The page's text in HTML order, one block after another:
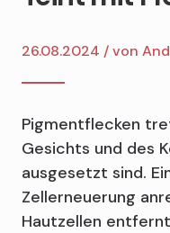
26.08.2024 / von
Pigmentflecken
Gesichts und des
ausgesetzt sind.
Zellerneuerung
Hautzellen